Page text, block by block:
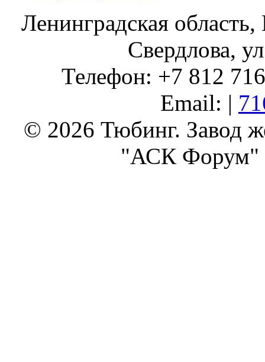
Ленинградская
Свердлова,
Телефон: +7 812
Email: |
© 2026 Тюбинг. Завод
"АСК Форум"